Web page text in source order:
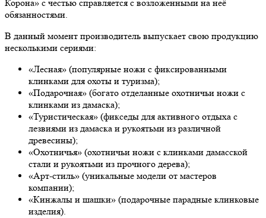
Корона» с честью справляется с возложенными на неё
обязанностями.
В данный момент производитель выпускает свою продукцию
несколькими сериями:
«Лесная» (популярные ножи с фиксированными
клинками для охоты и туризма);
«Подарочная» (богато отделанные охотничьи ножи с
клинками из дамаска);
«Туристическая» (фикседы для активного отдыха с
лезвиями из дамаска и рукоятьми из различной
древесины);
«Охотничья» (охотничьи ножи с клинками дамасской
стали и рукоятьми из прочного дерева);
«Арт-стиль» (уникальные модели от мастеров
компании);
«Кинжалы и шашки» (подарочные парадные клинковые
изделия).